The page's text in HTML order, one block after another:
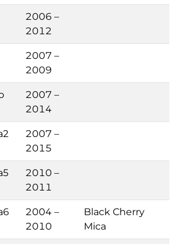
2006 –
2012
2007 –
2009
2007 –
2014
2007 –
2015
2010 –
2011
2004 –
2010
Black Cherry
Mica